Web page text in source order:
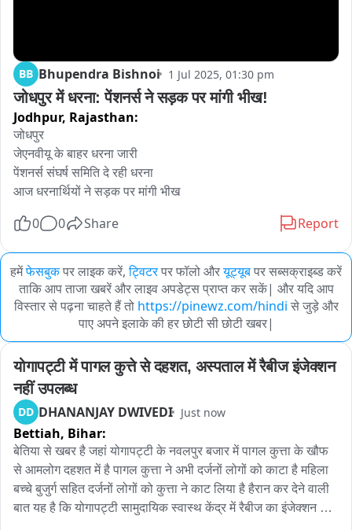
BB Bhupendra Bishnoi 1 Jul 2025, 01:30 pm
जोधपुर में धरना: पेंशनर्स ने सड़क पर मांगी भीख!
Jodhpur, Rajasthan:
जोधपुर
जेएनवीयू के बाहर धरना जारी
पेंशनर्स संघर्ष समिति दे रही धरना
आज धरनार्थियों ने सड़क पर मांगी भीख
0 0 Share Report
हमेंफेसबुकपर लाइक करें, ट्विटरपर फॉलो औरयूट्यूबपर सब्सक्राइब्ड करें
ताकि आप ताजा खबरें और लाइव अपडेट्स प्राप्त कर सकें| और यदि आप
विस्तार से पढ़ना चाहते हैं तो https://pinewz.com/hindi से जुड़े और
पाए अपने इलाके की हर छोटी सी छोटी खबर|
योगापट्टी में पागल कुत्ते से दहशत, अस्पताल में रैबीज इंजेक्शन
नहीं उपलब्ध
DD DHANANJAY DWIVEDI Just now
Bettiah, Bihar:
बेतिया से खबर है जहां योगापट्टी के नवलपुर बजार में पागल कुत्ता के खौफ
से आमलोग दहशत में है पागल कुत्ता ने अभी दर्जनों लोगों को काटा है महिला
बच्चे बुजुर्ग सहित दर्जनों लोगों को कुत्ता ने काट लिया है हैरान कर देने वाली
बात यह है कि योगापट्टी सामुदायिक स्वास्थ केंद्र में रैबीज का इंजेक्शन तक